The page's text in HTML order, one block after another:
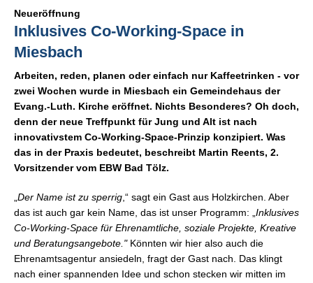
Neueröffnung
Inklusives Co-Working-Space in
Miesbach
Arbeiten, reden, planen oder einfach nur Kaffeetrinken - vor
zwei Wochen wurde in Miesbach ein Gemeindehaus der
Evang.-Luth. Kirche eröffnet. Nichts Besonderes? Oh doch,
denn der neue Treffpunkt für Jung und Alt ist nach
innovativstem Co-Working-Space-Prinzip konzipiert. Was
das in der Praxis bedeutet, beschreibt Martin Reents, 2.
Vorsitzender vom EBW Bad Tölz.
Der Name ist zu sperrig ,“ sagt ein Gast aus Holzkirchen. Aber
das ist auch gar kein Name, das ist unser Programm: „ Inklusives
Co-Working-Space für Ehrenamtliche, soziale Projekte, Kreative
und Beratungsangebote." Könnten wir hier also auch die
Ehrenamtsagentur ansiedeln, fragt der Gast nach. Das klingt
nach einer spannenden Idee und schon stecken wir mitten im